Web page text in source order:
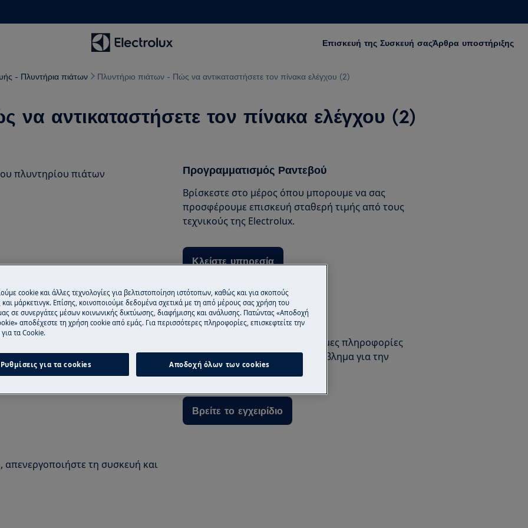
Επισκευή της Συσκευή σαςΆρθρα υποστήριξης
- Πλυντήρια πιάτων Πλυντήριο πιάτων - Πώς να αντικαταστήσετε τον πίνακα ελέγχου (2)
να αντικαταστήσετε τον πίνακα ελέγχου (2)
πλυντηρίου πιάτων
χρήσης του προϊόντος
τη συσκευή και
Προγραμματισμός Ραντεβού
Βρίσκεστε στο μέρος όπου μπορουμε να σας
προσφέρουμε επισκευή σταθερή τιμής από τους
τεχνικούς της Electrolux.
Κλείστε υπηρεσία
Βρείτε το Εγχειρίδιο Χρήστη
Βρείτε οδηγίες και άλλες χρήσιμες πληροφορίες
και επιλύστε οποιοδήποτε πρόβλημα για την
συσκευή σας .
Βρείτε το εγχειρίδιο
cookie και άλλες τεχνολογίες για βελτιστοποίηση ιστότοπων, καθώς και για σκοπούς
μάρκετινγκ. Επίσης, κοινοποιούμε δεδομένα σχετικά με τη από μέρους σας χρήση του
σε συνεργάτες μέσων κοινωνικής δικτύωσης, διαφήμισης και ανάλυσης. Πατώντας «Αποδοχή
αποδέχεστε τη χρήση cookie από εμάς. Για περισσότερες πληροφορίες, επισκεφτείτε την
τα Cookie.
Ρυθμίσεις για τα cookies Αποδοχή όλων των cookies